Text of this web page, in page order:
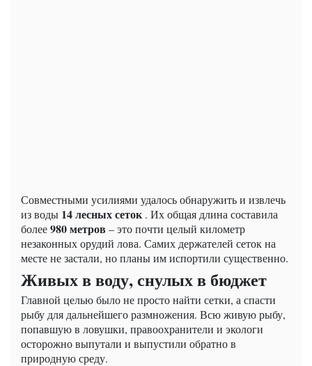
Совместными усилиями удалось обнаружить и извлечь
из воды 14 лесных сеток . Их общая длина составила
более980 метров – это почти целый километр
незаконных орудий лова. Самих держателей сеток на
месте не застали, но планы им испортили существенно.
Живых в воду, снулых в бюджет
Главной целью было не просто найти сетки, а спасти
рыбу для дальнейшего размножения. Всю живую рыбу,
попавшую в ловушки, правоохранители и экологи
осторожно выпутали и выпустили обратно в
природную среду.